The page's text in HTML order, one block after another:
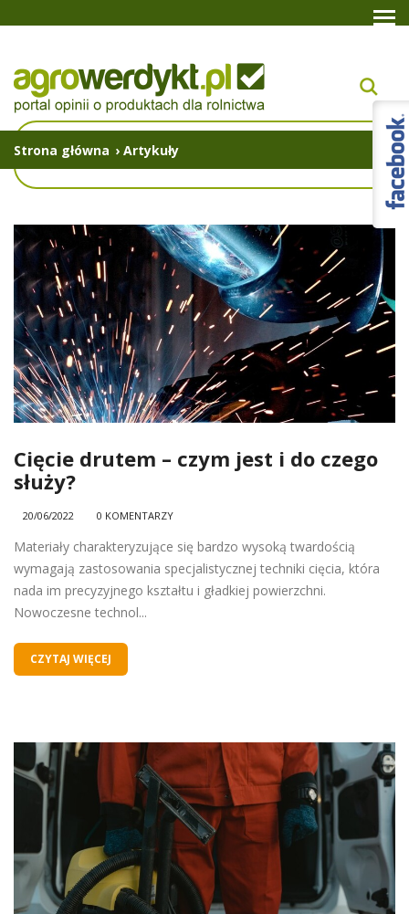
Strona główna › Artykuły
Cięcie drutem – czym jest i do czego
służy?
20/06/2022 0 KOMENTARZY
Materiały charakteryzujące się bardzo wysoką twardością
wymagają zastosowania specjalistycznej techniki cięcia, która
nada im precyzyjnego kształtu i gładkiej powierzchni.
Nowoczesne technol...
CZYTAJ WIĘCEJ